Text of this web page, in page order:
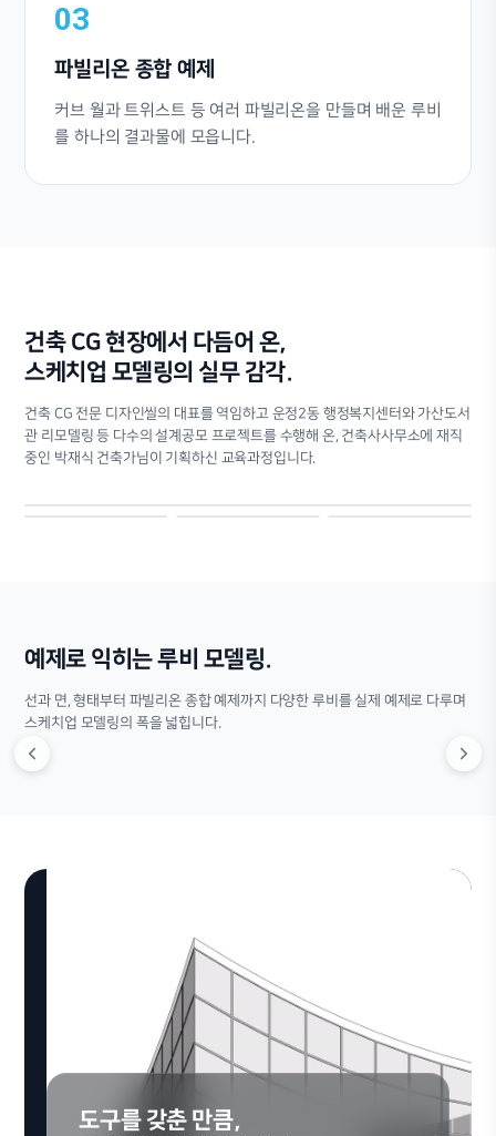
03
파빌리온 종합 예제
커브 월과 트위스트 등 여러 파빌리온을 만들며 배운 루비
를 하나의 결과물에 모읍니다.
건축 CG 현장에서 다듬어 온,
스케치업 모델링의 실무 감각.
건축 CG 전문 디자인씰의 대표를 역임하고 운정2동 행정복지센터와 가산도서
관 리모델링 등 다수의 설계공모 프로젝트를 수행해 온, 건축사사무소에 재직
중인 박재식 건축가님이 기획하신 교육과정입니다.
예제로 익히는 루비 모델링.
선과 면, 형태부터 파빌리온 종합 예제까지 다양한 루비를 실제 예제로 다루며
스케치업 모델링의 폭을 넓힙니다.
도구를 갖춘 만큼,